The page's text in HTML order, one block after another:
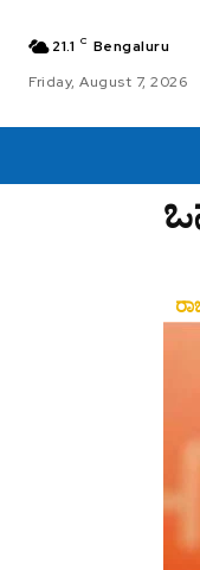
21.1 C Bengaluru
Friday, August 7, 2026